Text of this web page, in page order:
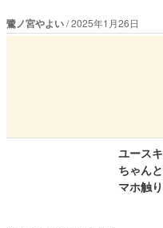
鷺ノ宮やよい 2025年1月26日
ユース
ちゃん
マホ触